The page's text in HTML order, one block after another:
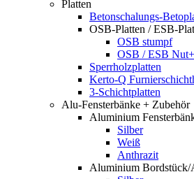
Platten
Betonschalungs-
OSB-Platten / ESB-
OSB stumpf
OSB / ESB
Sperrholzplatten
Kerto-Q
3-Schichtplatten
Alu-Fensterbänke + Zubehör
Aluminium
Silber
Weiß
Anthrazit
Aluminium Bordstück/